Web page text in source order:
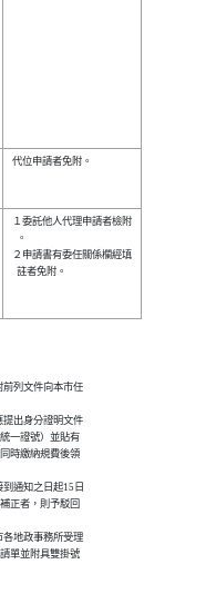
代位申請者免附。
１委託他人代理申請者檢附
２申請書有委任關係欄經填
前列文件向本市任
提出身分證明文件
統一證號）並貼有
同時繳納規費後領
到通知之日起15日
補正者，則予駁回
各地政事務所受理
請單並附具雙掛號